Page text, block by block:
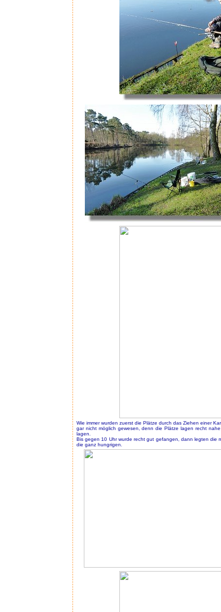
Wie immer wurden zuerst die Plätze durch das Ziehen einer
gar nicht möglich gewesen, denn die Plätze lagen recht
lagen.
Bis gegen 10 Uhr wurde recht gut gefangen, dann legten die
die ganz hungrigen.